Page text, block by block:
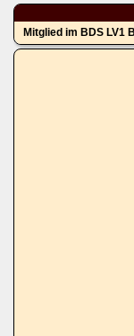
Mitglied im BDS LV1